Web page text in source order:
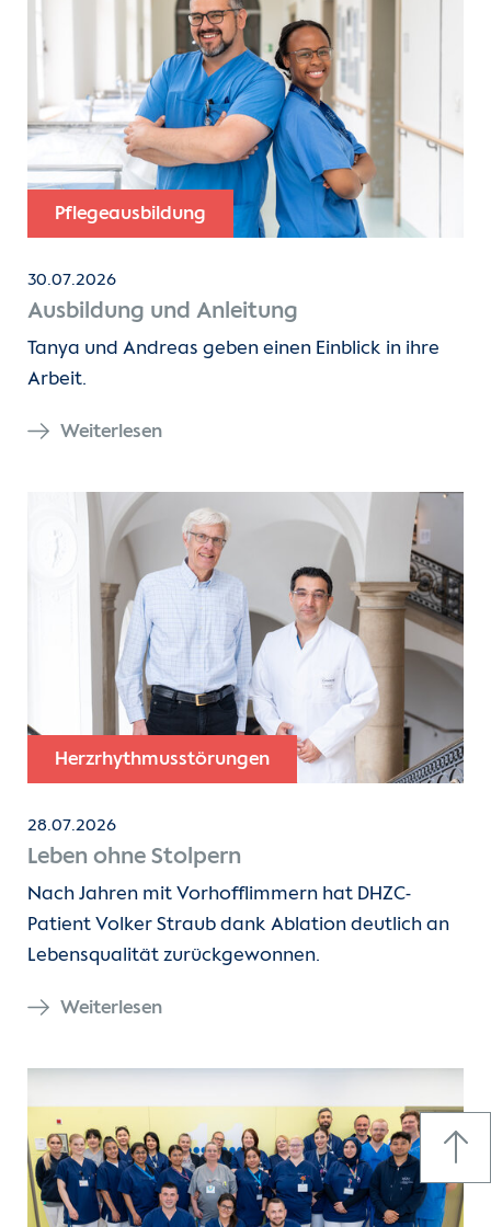
Pflegeausbildung
30.07.2026
Ausbildung und Anleitung
Tanya und Andreas geben einen Einblick in ihre
Arbeit.
Weiterlesen
Herzrhythmusstörungen
28.07.2026
Leben ohne Stolpern
Nach Jahren mit Vorhofflimmern hat DHZC-
Patient Volker Straub dank Ablation deutlich an
Lebensqualität zurückgewonnen.
Weiterlesen